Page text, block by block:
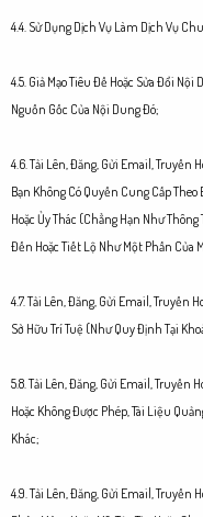
4.4. Sử Dụng Dịch Vụ Làm Dịch Vụ
4.5. Giả Mạo Tiêu Đề Hoặc Sửa Đổi
Nguồn Gốc Của Nội Dung Đó;
4.6. Tải Lên, Đăng, Gửi Email, Truyền
Bạn Không Có Quyền Cung Cấp
Hoặc Ủy Thác (Chẳng Hạn Như
Đến Hoặc Tiết Lộ Như Một Phần Của
4.7. Tải Lên, Đăng, Gửi Email, Truyền
Sở Hữu Trí Tuệ (Như Quy Định Tại
5.8. Tải Lên, Đăng, Gửi Email, Truyền
Hoặc Không Được Phép, Tài Liệu
Khác;
4.9. Tải Lên, Đăng, Gửi Email, Truyền